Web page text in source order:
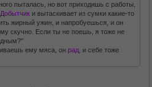
пыталась, но вот приходишь с работы,
Добытчик и вытаскивает из сумки какие-то
жирный ужин, и напробуешься, и он
скучно. Если ты не поешь, я тоже не
ему мяса, он рад , и себе тоже